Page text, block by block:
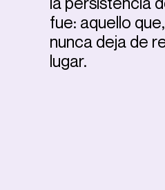
fue: aquello
nunca deja de
lugar.